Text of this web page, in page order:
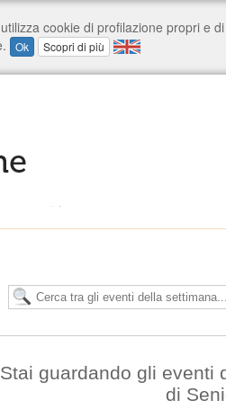
Stai guardando gli eventi
di